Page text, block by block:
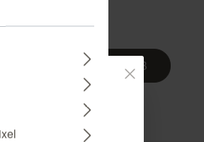
+
IN DEN WARENKORB